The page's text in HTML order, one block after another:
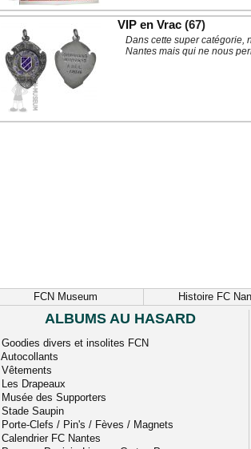
VIP en Vrac (67)
Dans cette super catégorie,
Nantes mais qui ne nous
FCN Museum Histoire FC
ALBUMS AU HASARD
Goodies divers et insolites FCN
Autocollants
Vêtements
Les Drapeaux
Musée des Supporters
Stade Saupin
Porte-Clefs / Pin's / Fèves / Magnets
Calendrier FC Nantes